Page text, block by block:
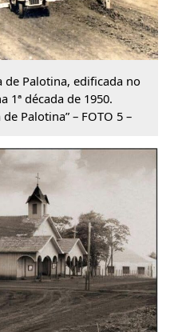
Palotina, edificada no
1ª década de 1950.
Palotina” – FOTO 5 –